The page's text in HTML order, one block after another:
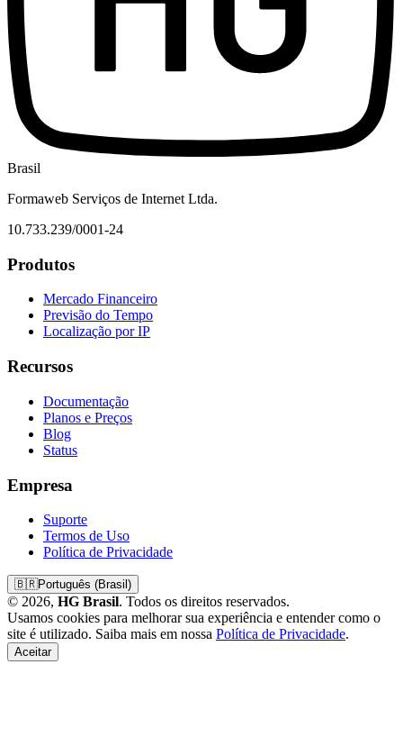
Brasil
Formaweb Serviços de Internet Ltda.
10.733.239/0001-24
Produtos
Mercado Financeiro
Previsão do Tempo
Localização por IP
Recursos
Documentação
Planos e Preços
Blog
Status
Empresa
Suporte
Termos de Uso
Política de Privacidade
🇧🇷Português (Brasil)
© 2026, HG Brasil. Todos os direitos reservados.
Usamos cookies para melhorar sua experiência e entender como o
site é utilizado. Saiba mais em nossa Política de Privacidade.
Aceitar